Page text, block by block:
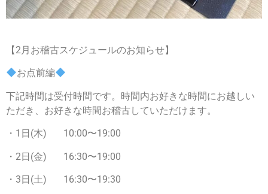
【2月お稽古スケジュールのお知らせ】
お点前編
下記時間は受付時間です。時間内お好きな時間にお越しい
ただき、お好きな時間お稽古していただけます。
・1日(木) 10:00〜19:00
・2日(金) 16:30〜19:00
・3日(土) 16:30〜19:30